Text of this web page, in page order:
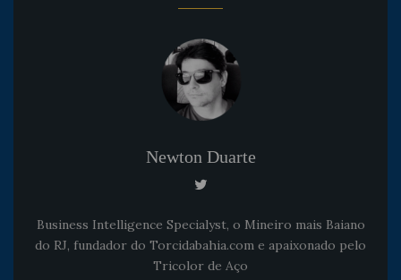
Newton Duarte
Business Intelligence Specialyst, o Mineiro mais Baiano
do RJ, fundador do Torcidabahia.com e apaixonado pelo
Tricolor de Aço